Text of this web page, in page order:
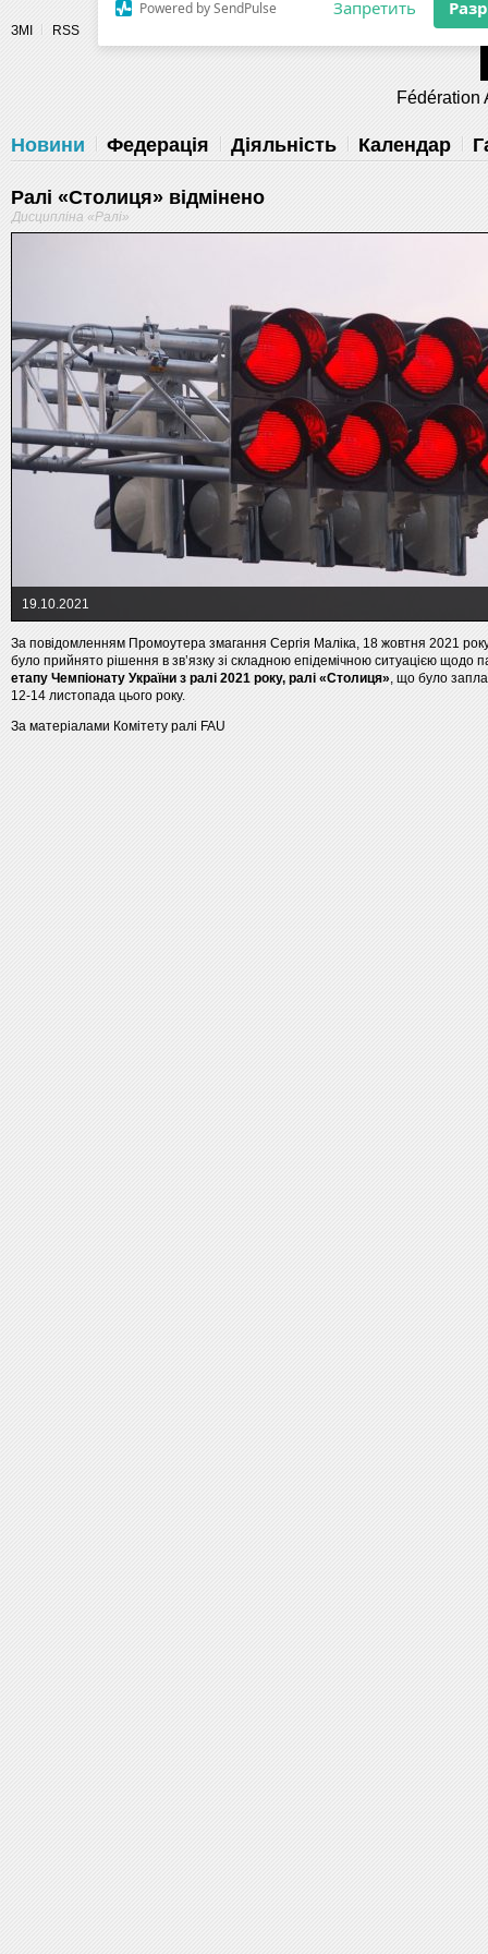
Разрешите сайту fau.ua
уведомления на рабочий стол
ЗМІ RSS
Fédération
Новини Федерація Діяльність Календар
Ралі «Столиця» відмінено
Дисципліна «Ралі»
19.10.2021
За повідомленням Промоутера змагання Сергія Маліка, 18 жовтня 2021
було прийнято рішення в зв’язку зі складною епідемічною ситуацією щодо
етапу Чемпіонату України з ралі 2021 року, ралі «Столиця», що було
12-14 листопада цього року.
За матеріалами Комітету ралі FAU